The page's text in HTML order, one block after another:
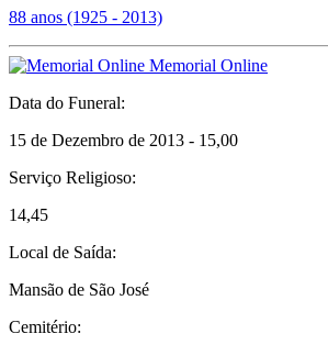
88 anos (1925 - 2013)
Memorial Online
Data do Funeral:
15 de Dezembro de 2013 - 15,00
Serviço Religioso:
14,45
Local de Saída:
Mansão de São José
Cemitério: